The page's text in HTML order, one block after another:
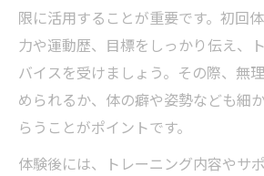
限に活用することが重要です。初回
力や運動歴、目標をしっかり伝え、
バイスを受けましょう。その際、無
められるか、体の癖や姿勢なども細
らうことがポイントです。
体験後には、トレーニング内容やサ